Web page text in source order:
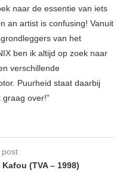
naar de essentie van iets
an artist is confusing! Vanuit
van het
ben ik altijd op zoek naar
verschillende
Puurheid staat daarbij
over!”
post
(TVA – 1998)